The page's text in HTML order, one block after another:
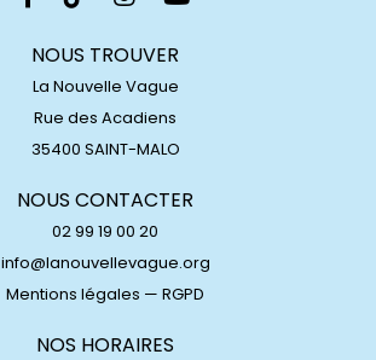
NOUS TROUVER
La Nouvelle Vague
Rue des Acadiens
35400 SAINT-MALO
NOUS CONTACTER
02 99 19 00 20
info@lanouvellevague.org
Mentions légales — RGPD
NOS HORAIRES